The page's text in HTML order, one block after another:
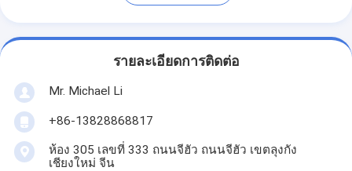
รายละเอียดการติดต่อ
Mr. Michael Li
+86-13828868817
ห้อง 305 เลขที่ 333 ถนนจีฮัว ถนนจีฮัว เขตลุงกัง
เชียงใหม่ จีน